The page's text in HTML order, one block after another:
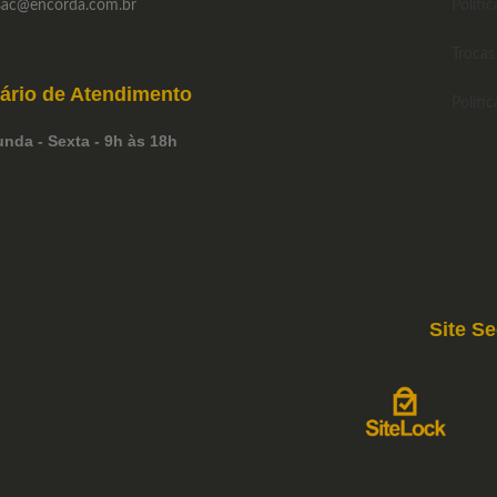
@encorda.com.br
de Atendimento
- Sexta - 9h às 18h
Site